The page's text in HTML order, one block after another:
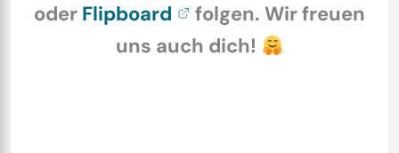
oder Flipboard
folgen. Wir freuen
uns auch dich!